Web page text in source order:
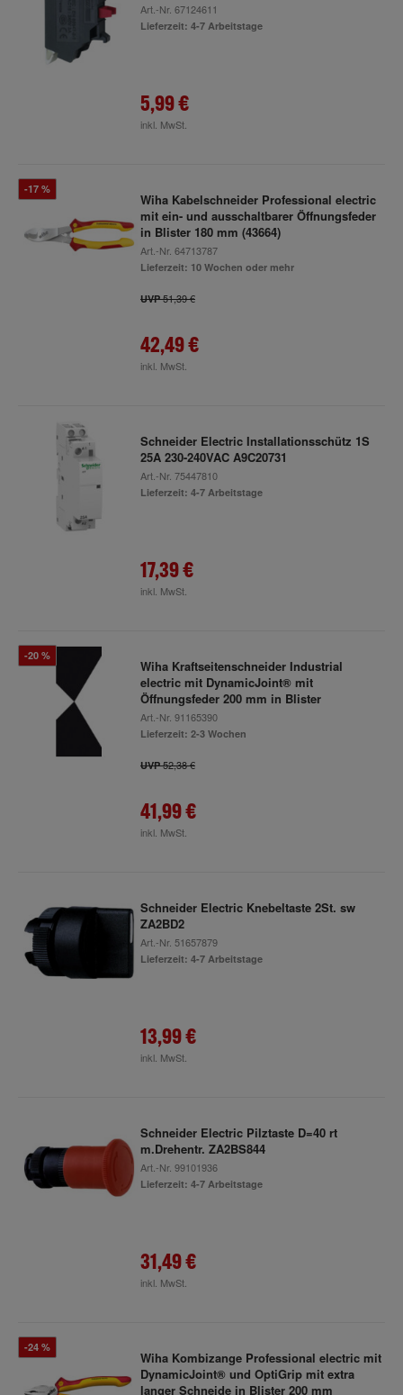
Art.-Nr. 67124611
Lieferzeit: 4-7 Arbeitstage
5,99 €
inkl. MwSt.
-17 %
Wiha Kabelschneider Professional electric
mit ein- und ausschaltbarer Öffnungsfeder
in Blister 180 mm (43664)
Art.-Nr. 64713787
Lieferzeit: 10 Wochen oder mehr
UVP51,39 €
42,49 €
inkl. MwSt.
Schneider Electric Installationsschütz 1S
25A 230-240VAC A9C20731
Art.-Nr. 75447810
Lieferzeit: 4-7 Arbeitstage
17,39 €
inkl. MwSt.
-20 %
Wiha Kraftseitenschneider Industrial
electric mit DynamicJoint® mit
Öffnungsfeder 200 mm in Blister
Art.-Nr. 91165390
Lieferzeit: 2-3 Wochen
UVP52,38 €
41,99 €
inkl. MwSt.
Schneider Electric Knebeltaste 2St. sw
ZA2BD2
Art.-Nr. 51657879
Lieferzeit: 4-7 Arbeitstage
13,99 €
inkl. MwSt.
Schneider Electric Pilztaste D=40 rt
m.Drehentr. ZA2BS844
Art.-Nr. 99101936
Lieferzeit: 4-7 Arbeitstage
31,49 €
inkl. MwSt.
-24 %
Wiha Kombizange Professional electric mit
DynamicJoint® und OptiGrip mit extra
langer Schneide in Blister 200 mm